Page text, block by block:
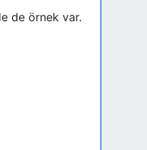
de örnek var.